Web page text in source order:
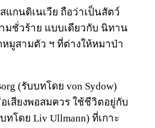
แกนดิเนเวีย ถือว่าเป็นสัตว์
ชั่วร้าย แบบเดียวกับ นิทาน
มูสามตัว ฯ ที่ต่างให้หมาป่า
(รับบทโดย von Sydow)
เสียงพอสมควร ใช้ชีวิตอยู่กับ
ทโดย Liv Ullmann) ที่เกาะ